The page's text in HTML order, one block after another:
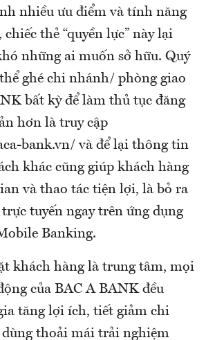
nhiều ưu điểm và tính năng
thẻ “quyền lực” này lại
những ai muốn sở hữu. Quý
ghé chi nhánh/ phòng giao
bất kỳ để làm thủ tục đăng
hơn là truy cập
bank.vn/ và để lại thông tin
khác cũng giúp khách hàng
và thao tác tiện lợi, là bỏ ra
tuyến ngay trên ứng dụng
Banking.
khách hàng là trung tâm, mọi
của BAC A BANK đều
tăng lợi ích, tiết giảm chi
thoải mái trải nghiệm